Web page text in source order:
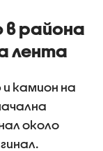
района
лента
камион на
около